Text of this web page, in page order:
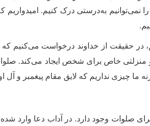
به‌درستی درک کنیم. امیدواریم
در حقیقت از خداوند درخواست می‌کنیم
و منزلتی خاص برای شخص ایجاد می‌کند.
چیزی نداریم که لایق مقام پیغمبر و آل
صلوات وجود دارد. در آداب دعا وارد شده